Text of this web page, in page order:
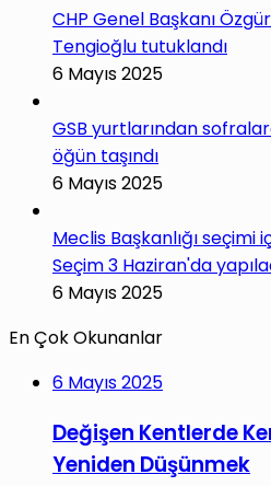
CHP Genel Başkanı
Tengioğlu tutuklandı
6 Mayıs 2025
GSB yurtlarından
öğün taşındı
6 Mayıs 2025
Meclis Başkanlığı seçimi
Seçim 3 Haziran'da
6 Mayıs 2025
En Çok Okunanlar
6 Mayıs 2025
Değişen Kentlerde
Yeniden Düşünmek